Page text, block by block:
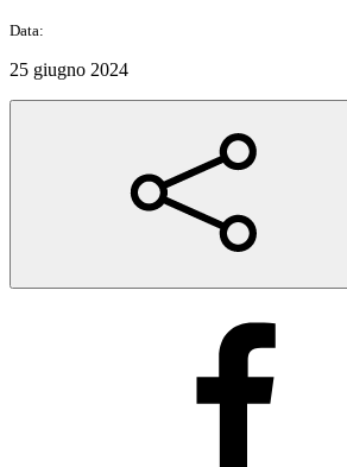
Data:
25 giugno 2024